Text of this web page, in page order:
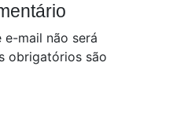
e-mail não será
obrigatórios são